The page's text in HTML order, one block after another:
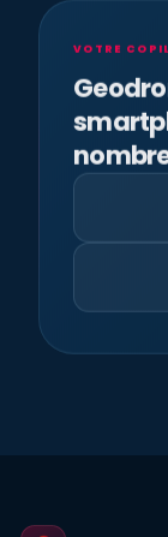
VOTRE